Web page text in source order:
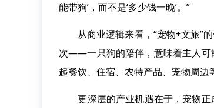
能带狗’，而不是‘多少钱一晚’。”
从商业逻辑来看，“宠物+文旅”的
次——一只狗的陪伴，意味着主人可
起餐饮、住宿、农特产品、宠物周边
更深层的产业机遇在于，宠物正